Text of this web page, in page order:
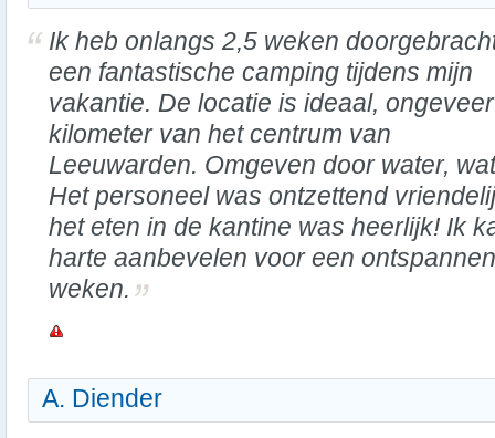
Ik heb onlangs 2,5 weken
een fantastische camping tijdens mijn
vakantie. De locatie is ideaal,
kilometer van het centrum van
Leeuwarden. Omgeven door water,
Het personeel was ontzettend
het eten in de kantine was heerlijk! Ik
harte aanbevelen voor een
weken.
A. Diender